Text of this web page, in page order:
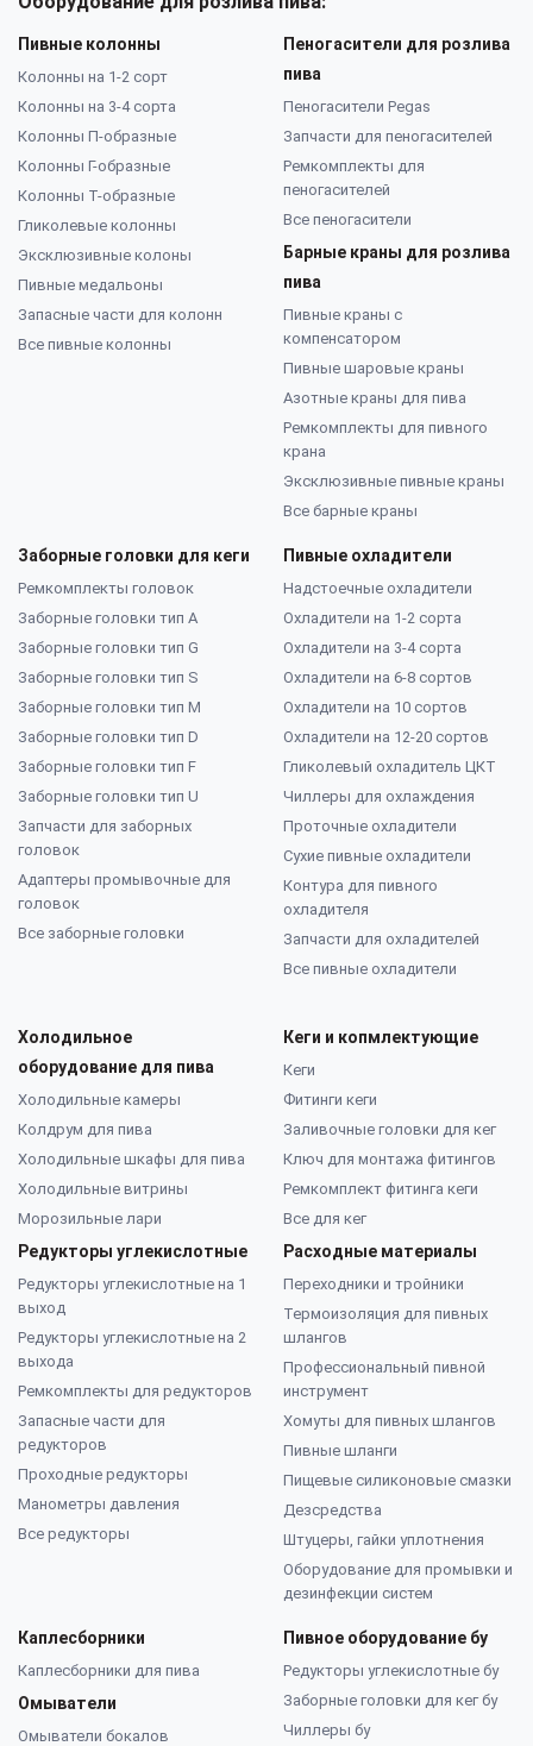
Пивные колонны
Колонны на 1-2 сорт
Колонны на 3-4 сорта
Колонны П-образные
Колонны Г-образные
Колонны Т-образные
Гликолевые колонны
Эксклюзивные колоны
Пивные медальоны
Запасные части для колонн
Все пивные колонны
Пеногасители для розлива
пива
Пеногасители Pegas
Запчасти для пеногасителей
Ремкомплекты для
пеногасителей
Все пеногасители
Барные краны для розлива
пива
Пивные краны с
компенсатором
Пивные шаровые краны
Азотные краны для пива
Ремкомплекты для пивного
крана
Эксклюзивные пивные краны
Все барные краны
Заборные головки для кеги
Ремкомплекты головок
Заборные головки тип А
Заборные головки тип G
Заборные головки тип S
Заборные головки тип M
Заборные головки тип D
Заборные головки тип F
Заборные головки тип U
Запчасти для заборных
головок
Адаптеры промывочные для
головок
Все заборные головки
Пивные охладители
Надстоечные охладители
Охладители на 1-2 сорта
Охладители на 3-4 сорта
Охладители на 6-8 сортов
Охладители на 10 сортов
Охладители на 12-20 сортов
Гликолевый охладитель ЦКТ
Чиллеры для охлаждения
Проточные охладители
Сухие пивные охладители
Контура для пивного
охладителя
Запчасти для охладителей
Все пивные охладители
Холодильное
оборудование для пива
Холодильные камеры
Колдрум для пива
Холодильные шкафы для пива
Холодильные витрины
Морозильные лари
Редукторы углекислотные
Редукторы углекислотные на 1
выход
Редукторы углекислотные на 2
выхода
Ремкомплекты для редукторов
Запасные части для
редукторов
Проходные редукторы
Манометры давления
Все редукторы
Кеги и копмлектующие
Кеги
Фитинги кеги
Заливочные головки для кег
Ключ для монтажа фитингов
Ремкомплект фитинга кеги
Все для кег
Расходные материалы
Переходники и тройники
Термоизоляция для пивных
шлангов
Профессиональный пивной
инструмент
Хомуты для пивных шлангов
Пивные шланги
Пищевые силиконовые смазки
Дезсредства
Штуцеры, гайки уплотнения
Оборудование для промывки и
дезинфекции систем
Каплесборники
Каплесборники для пива
Омыватели
Омыватели бокалов
Пивное оборудование бу
Редукторы углекислотные бу
Заборные головки для кег бу
Чиллеры бу